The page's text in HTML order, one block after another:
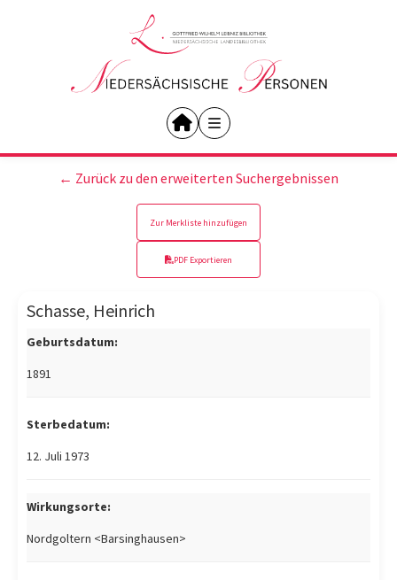
← Zurück zu den erweiterten Suchergebnissen
Zur Merkliste hinzufügen
PDF Exportieren
Schasse, Heinrich
Geburtsdatum:
1891
Sterbedatum:
12. Juli 1973
Wirkungsorte:
Nordgoltern <Barsinghausen>